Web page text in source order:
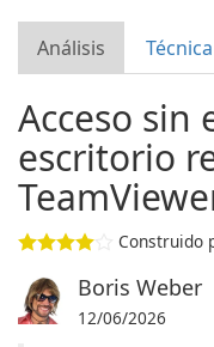
Análisis Técnica
Acceso sin
escritorio
Construido
Boris Weber
12/06/2026